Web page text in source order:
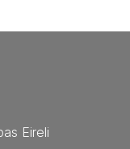
Eireli